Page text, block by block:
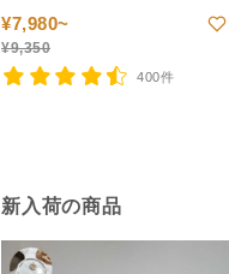
ステンレス卓上鍋/のせるだけ
蒸し器
¥7,980~
¥9,350
400件
新入荷の商品